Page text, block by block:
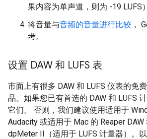
果内容为单声道，则为 -19 LUFS
将音量与音频的音量进行比较 ，
考。
设置 DAW 和 LUFS 表
市面上有很多 DAW 和 LUFS 仪表的免
品。如果您已有首选的 DAW 和 LUFS
它们。 否则，我们建议使用适用于
Audacity 或适用于 Mac 的 Reaper DAW
dpMeter II（适用于 LUFS 计量器）。